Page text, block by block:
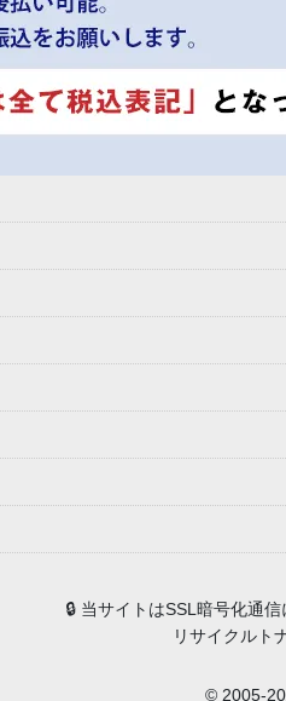
🔒 当サイトはSSL暗号化通
リサイクルト
© 2005-